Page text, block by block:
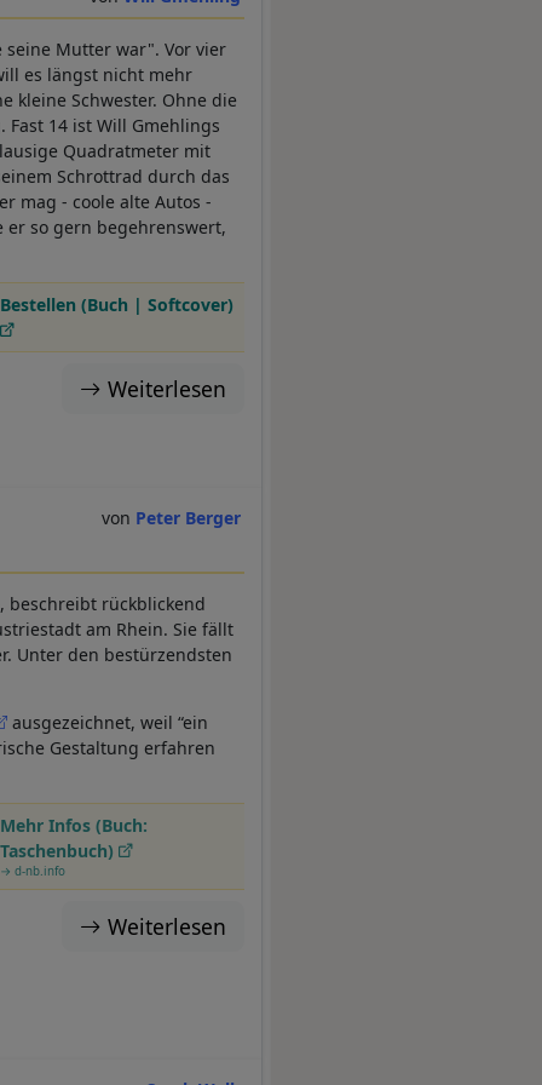
seine Mutter war". Vor vier
es längst nicht mehr
kleine Schwester. Ohne die
14 ist Will Gmehlings
Quadratmeter mit
Schrottrad durch das
mag - coole alte Autos -
so gern begehrenswert,
Bestellen (Buch | Softcover)
Weiterlesen
Peter Berger
beschreibt rückblickend
am Rhein. Sie fällt
Unter den bestürzendsten
ausgezeichnet, weil “ein
Gestaltung erfahren
Mehr Infos (Buch:
Taschenbuch)
→ d-nb.info
Weiterlesen